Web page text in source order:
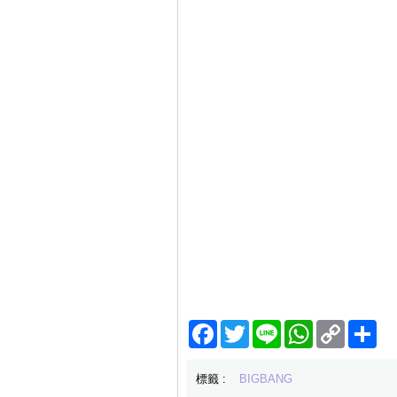
Facebook
TwitterLine WhatsApp
Copy
Link
分
標籤 : BIGBANG